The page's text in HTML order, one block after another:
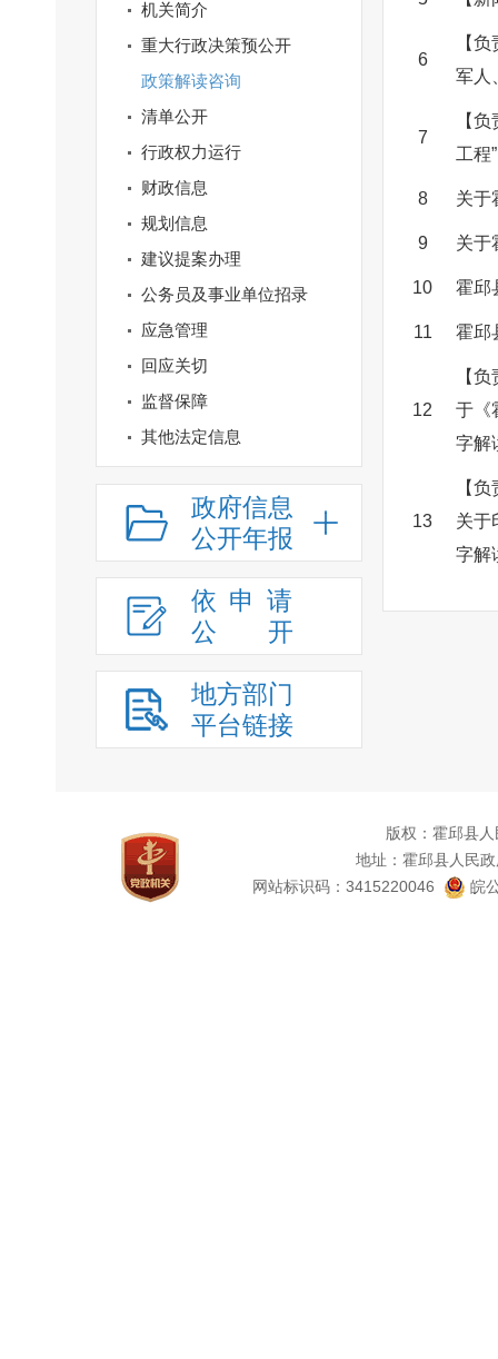
机关简介
重大行政决策预公开
政策解读咨询
清单公开
行政权力运行
财政信息
规划信息
建议提案办理
公务员及事业单位招录
应急管理
回应关切
监督保障
其他法定信息
政府信息
公开年报
依申请
公
开
地方部门
平台链接
6
【
军人
7
【
工程
8 关于
9 关于
10 霍邱
11 霍邱
12
【
于《
字解
13
【
关于
字解
版权：霍邱县
地址：霍邱县人民
网站标识码：3415220046
皖